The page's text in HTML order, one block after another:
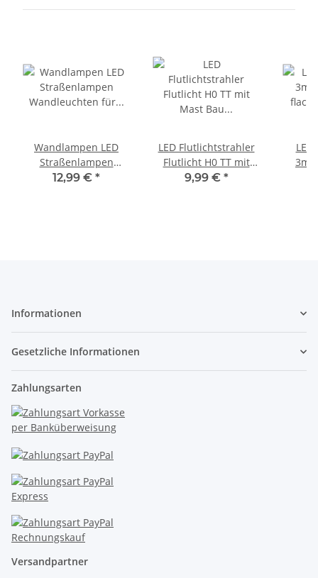
Wandlampen LED
Straßenlampen
Wandleuchten für H0
12,99 € *
LED Flutlichtstrahler
Flutlicht H0 TT mit
Mast Bau
9,99 € *
Informationen
Gesetzliche Informationen
Zahlungsarten
Versandpartner